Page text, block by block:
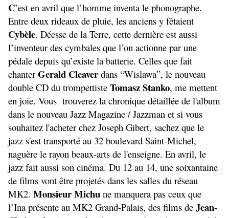
C’est en avril que l’homme inventa le phonographe.
Entre deux rideaux de pluie, les anciens y fêtaient
Cybèle. Déesse de la Terre, cette dernière est aussi
l’inventeur des cymbales que l’on actionne par une
pédale depuis qu’existe la batterie. Celles que fait
chanter Gerald Cleaver dans “Wislawa”, le nouveau
double CD du trompettiste Tomasz Stanko, me mettent
en joie. Vous trouverez la chronique détaillée de l'album
dans le nouveau Jazz Magazine / Jazzman et si vous
souhaitez l'acheter chez Joseph Gibert, sachez que le
jazz s'est transporté au 32 boulevard Saint-Michel,
naguère le rayon beaux-arts de l'enseigne. En avril, le
jazz fait aussi son cinéma. Du 12 au 14, une soixantaine
de films vont être projetés dans les salles du réseau
MK2. Monsieur Michu ne manquera pas ceux que
l’Ina présente au MK2 Grand-Palais, des films de Jean-